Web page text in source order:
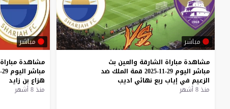
مباشر
مشاهدة مباراة الشارقة والعين بث
مباشر اليوم 29-11-2025 قمة الملك ضد
الزعيم في إياب ربع نهائي اديب
منذ 8 أشهر
مباشر
مشاهدة مباراة
مباشر اليوم 29-11-2025
هزاع بن زايد
منذ 8 أشهر